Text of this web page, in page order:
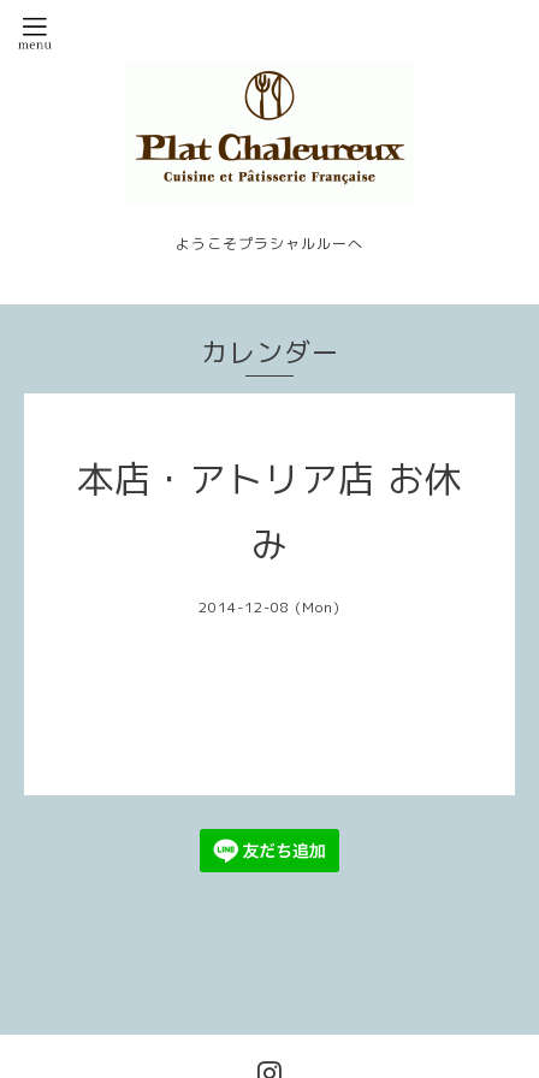
ようこそプラシャルルーへ
カレンダー
本店・アトリア店 お休
み
2014-12-08 (Mon)